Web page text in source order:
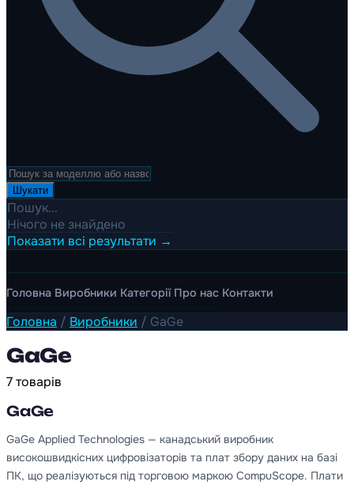
Шукати
Пошук...
Нічого не знайдено
Показати всі результати →
Головна Виробники Категорії Про нас Контакти
Головна / Виробники / GaGe
GaGe
7 товарів
GaGe
GaGe Applied Technologies — канадський виробник
високошвидкісних цифровізаторів та плат збору даних на базі
ПК, що реалізуються під торговою маркою CompuScope. Плати